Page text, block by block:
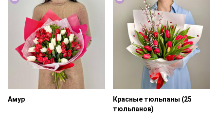
Амур
Красные тюльпаны (25
тюльпанов)